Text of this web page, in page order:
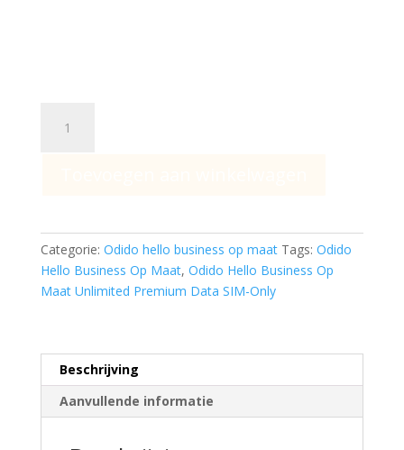
Hello
Premium
Data
SIM-
Only
Categorie: Odido hello business op maat Tags: Odido
Hello Business Op Maat, Odido Hello Business Op
Maat Unlimited Premium Data SIM-Only
Beschrijving
Aanvullende informatie